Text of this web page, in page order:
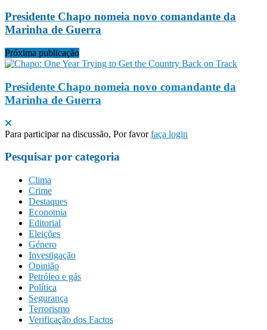
Presidente Chapo nomeia novo comandante da
Marinha de Guerra
Próxima publicação
Presidente Chapo nomeia novo comandante da
Marinha de Guerra
Para participar na discussão, Por favorfaça login
Pesquisar por categoria
Clima
Crime
Destaques
Economia
Editorial
Eleições
Género
Investigação
Opinião
Petróleo e gás
Política
Segurança
Terrorismo
Verificação dos Factos